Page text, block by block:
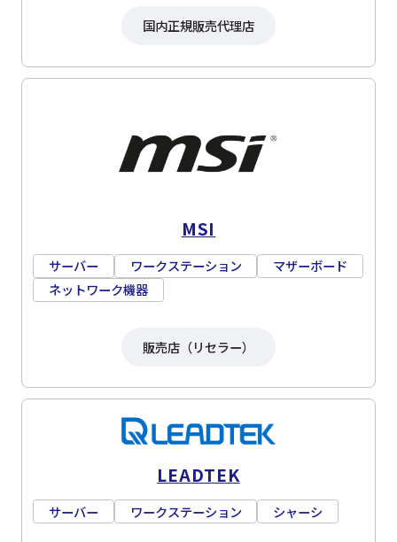
国内正規販売代理店
MSI
サーバー ワークステーション
マザーボード
ネットワーク機器
販売店（リセラー）
LEADTEK
サーバー ワークステーション シャーシ